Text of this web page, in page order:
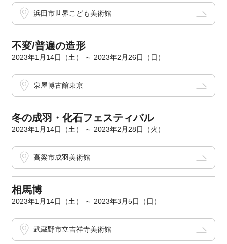
浜田市世界こども美術館
不変/普遍の造形
2023年1月14日（土） ～ 2023年2月26日（日）
泉屋博古館東京
冬の成羽・化石フェスティバル
2023年1月14日（土） ～ 2023年2月28日（火）
高梁市成羽美術館
相馬博
2023年1月14日（土） ～ 2023年3月5日（日）
武蔵野市立吉祥寺美術館